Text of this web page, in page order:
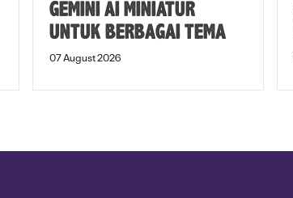
GEMINI AI MINIATUR
UNTUK BERBAGAI TEMA
07 August 2026